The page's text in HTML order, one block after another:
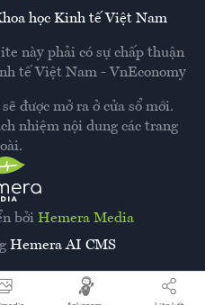
bởi Hemera Media
Hemera AI CMS
học Kinh tế Việt Nam
này phải có sự chấp thuận
tế Việt Nam - VnEconomy
được mở ra ở cửa sổ mới.
nhiệm nội dung các trang